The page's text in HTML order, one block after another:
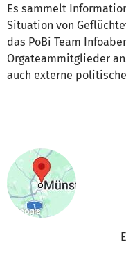
Es sammelt
Situation von
das PoBi Team
Orgateammitglieder
auch externe